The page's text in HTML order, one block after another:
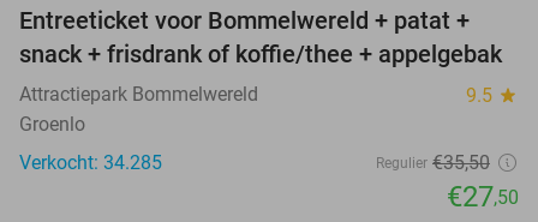
23%
Entreeticket voor Bommelwereld + patat +
snack + frisdrank of koffie/thee + appelgebak
Attractiepark Bommelwereld 9.5 star
Groenlo
Verkocht: 34.285
Regulier €35,50
€27,50